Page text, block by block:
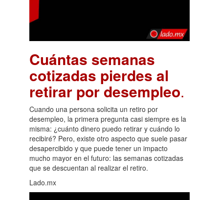
Cuántas semanas
cotizadas pierdes al
retirar por desempleo.
Cuando una persona solicita un retiro por
desempleo, la primera pregunta casi siempre es la
misma: ¿cuánto dinero puedo retirar y cuándo lo
recibiré? Pero, existe otro aspecto que suele pasar
desapercibido y que puede tener un impacto
mucho mayor en el futuro: las semanas cotizadas
que se descuentan al realizar el retiro.
Lado.mx